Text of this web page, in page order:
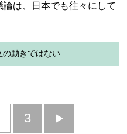
は、日本でも往々にして
の動きではない
3